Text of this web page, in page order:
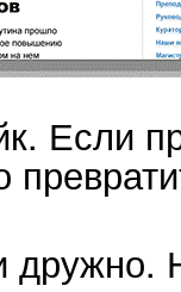
Если
дружно.